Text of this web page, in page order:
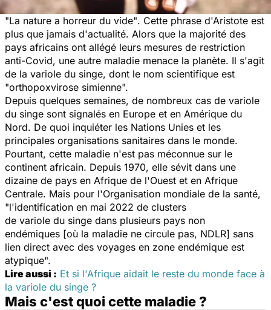
"La nature a horreur du vide". Cette phrase d'Aristote est
plus que jamais d'actualité. Alors que la majorité des
pays africains ont allégé leurs mesures de restriction
anti-Covid, une autre maladie menace la planète. Il s'agit
de la variole du singe, dont le nom scientifique est
"orthopoxvirose simienne".
Depuis quelques semaines, de nombreux cas de variole
du singe sont signalés en Europe et en Amérique du
Nord. De quoi inquiéter les Nations Unies et les
principales organisations sanitaires dans le monde.
Pourtant, cette maladie n'est pas méconnue sur le
continent africain. Depuis 1970, elle sévit dans une
dizaine de pays en Afrique de l'Ouest et en Afrique
Centrale. Mais pour l'Organisation mondiale de la santé,
"l'identification en mai 2022 de clusters
de variole du singe dans plusieurs pays non
endémiques [où la maladie ne circule pas, NDLR] sans
lien direct avec des voyages en zone endémique est
atypique".
Lire aussi : Et si l'Afrique aidait le reste du monde face à
la variole du singe ?
Mais c'est quoi cette maladie ?